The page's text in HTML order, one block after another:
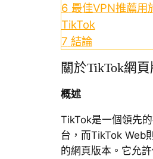
6 最佳VPN推薦用
TikTok
7 結論
關於TikTok網頁
概述
TikTok是一個領先
台，而TikTok Web
的網頁版本。它允